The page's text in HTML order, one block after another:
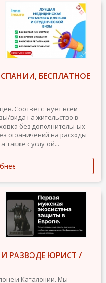
БЕСПЛАТНОЕ
Соответствует всем
вида на жительство в
без дополнительных
ограничений на расходы
также с услугой...
РАЗВОДЕ ЮРИСТ /
и Каталонии. Мы